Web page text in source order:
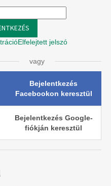
Elfelejtett jelszó
vagy
Bejelentkezés
Facebookon keresztül
Bejelentkezés Google-
fiókján keresztül